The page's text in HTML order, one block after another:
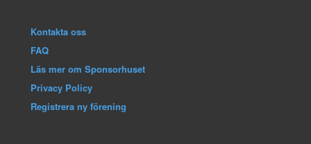
Kontakta oss
FAQ
Läs mer om Sponsorhuset
Privacy Policy
Registrera ny förening